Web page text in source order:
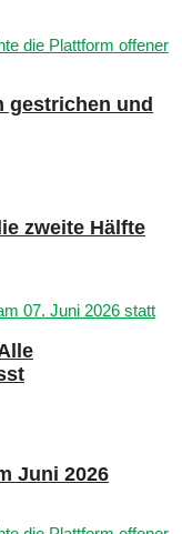
gestrichen und
zweite Hälfte
Juni 2026